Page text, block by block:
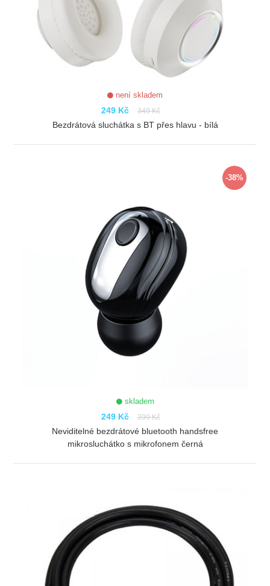
není skladem
249 Kč 349 Kč
Bezdrátová sluchátka s BT přes hlavu - bílá
-38%
skladem
249 Kč 399 Kč
Neviditelné bezdrátové bluetooth handsfree
mikrosluchátko s mikrofonem černá